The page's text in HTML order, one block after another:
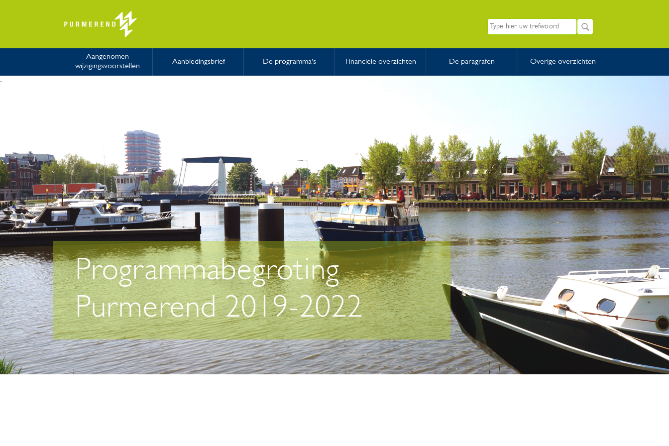
Aangenomen
wijzigingsvoorstellen
Aanbiedingsbrief De programma's Financiële overzichten De paragrafen Overige overzichten
.
Programmabegroting
Purmerend 2019-2022